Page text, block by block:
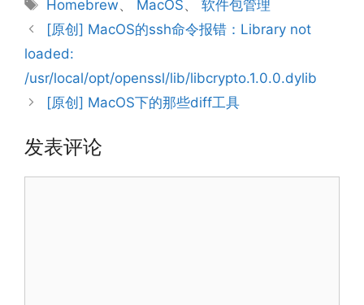
签
Homebrew、 MacOS、软件包管理
[原创] MacOS的ssh命令报错：Library not
loaded:
/usr/local/opt/openssl/lib/libcrypto.1.0.0.dylib
[原创] MacOS下的那些diff工具
发表评论